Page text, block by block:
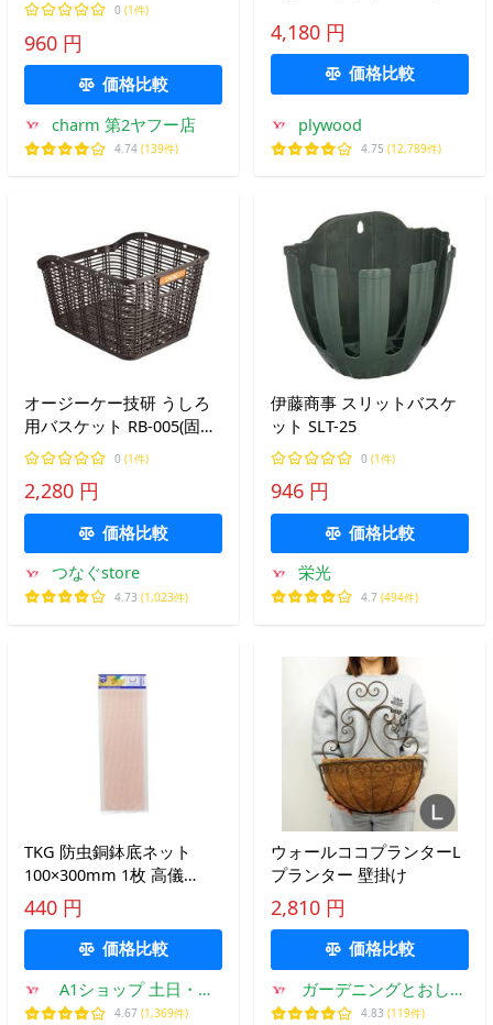
0 (1件)
960 円
価格比較
charm 第2ヤフー店
4.74 (139件)
KONTON スチールハンギ
ング [M27] 吊り下げ 長さ
調整可能 組立式
4,180 円
価格比較
plywood
4.75 (12,789件)
オージーケー技研 うしろ
用バスケット RB-005(固定
式うしろ用バスケット )こ
げ茶 自転車用
0 (1件)
2,280 円
価格比較
つなぐstore
4.73 (1,023件)
伊藤商事 スリットバスケ
ット SLT-25
0 (1件)
946 円
価格比較
栄光
4.7 (494件)
TKG 防虫銅鉢底ネット
100×300mm 1枚 高儀
2028818 (63-7081-55)
440 円
価格比較
A1ショップ 土日・祝
日・夏季・年末年始休
4.67 (1,369件)
ウォールココプランターL
プランター 壁掛け
2,810 円
価格比較
ガーデニングとおしゃ
れ雑貨のピッチ
4.83 (119件)